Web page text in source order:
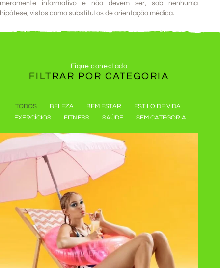
meramente informativo e não devem ser, sob nenhuma
hipótese, vistos como substitutos de orientação médica.
Fique conectado
FILTRAR POR CATEGORIA
TODOS BELEZA BEM ESTAR
ESTILO DE VIDA
EXERCÍCIOS
FITNESS SAÚDE SEM CATEGORIA